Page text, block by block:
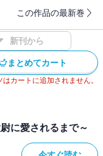
いた過去を背負った2人
幕を開けるーー！
われた私が冷酷大尉に
が冷酷大尉に愛される
この作品の最新巻
新刊から
まとめてカート
カートに追加されません。
に愛されるまで～